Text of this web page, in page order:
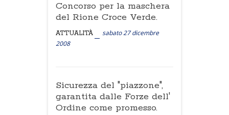
Concorso per la maschera
del Rione Croce Verde.
ATTUALITÀ
sabato 27 dicembre
2008
Sicurezza del "piazzone",
garantita dalle Forze dell'
Ordine come promesso.